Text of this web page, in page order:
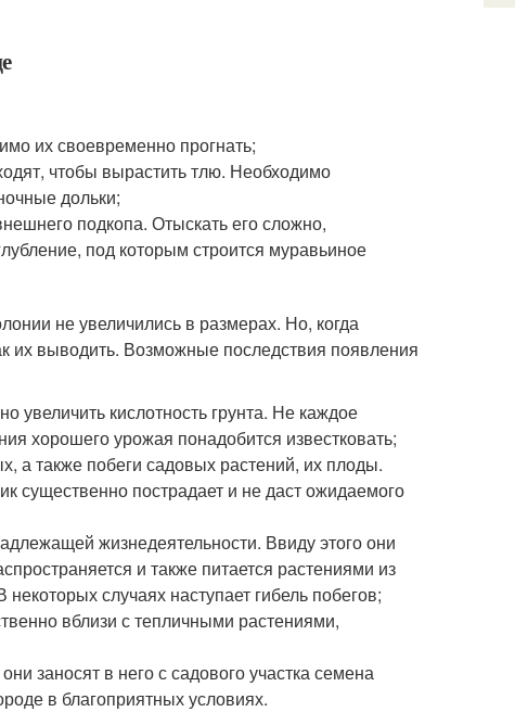
их своевременно прогнать;
чтобы вырастить тлю. Необходимо
дольки;
подкопа. Отыскать его сложно,
под которым строится муравьиное
не увеличились в размерах. Но, когда
их выводить. Возможные последствия появления
увеличить кислотность грунта. Не каждое
хорошего урожая понадобится известковать;
а также побеги садовых растений, их плоды.
существенно пострадает и не даст ожидаемого
жизнедеятельности. Ввиду этого они
и также питается растениями из
случаях наступает гибель побегов;
вблизи с тепличными растениями,
заносят в него с садового участка семена
в благоприятных условиях.